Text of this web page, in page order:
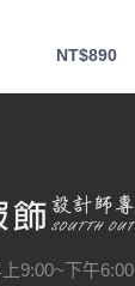
NT$890
9:00~下午6:00